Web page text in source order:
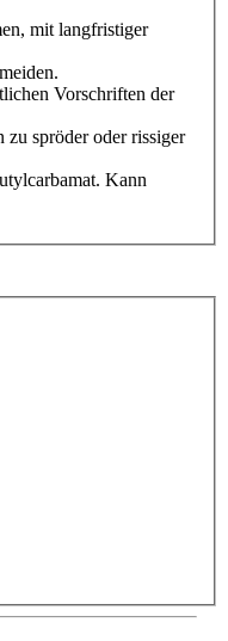
mit langfristiger
Vorschriften der
spröder oder rissiger
Kann